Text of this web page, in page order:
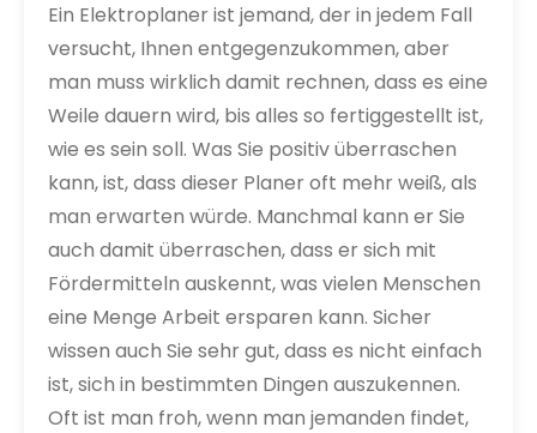
Ein Elektroplaner ist jemand, der in jedem Fall
versucht, Ihnen entgegenzukommen, aber
man muss wirklich damit rechnen, dass es eine
Weile dauern wird, bis alles so fertiggestellt ist,
wie es sein soll. Was Sie positiv überraschen
kann, ist, dass dieser Planer oft mehr weiß, als
man erwarten würde. Manchmal kann er Sie
auch damit überraschen, dass er sich mit
Fördermitteln auskennt, was vielen Menschen
eine Menge Arbeit ersparen kann. Sicher
wissen auch Sie sehr gut, dass es nicht einfach
ist, sich in bestimmten Dingen auszukennen.
Oft ist man froh, wenn man jemanden findet,